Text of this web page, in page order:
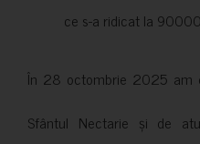
ce s-a ridicat la
În 28 octombrie 2025 am
Sfântul Nectarie și de